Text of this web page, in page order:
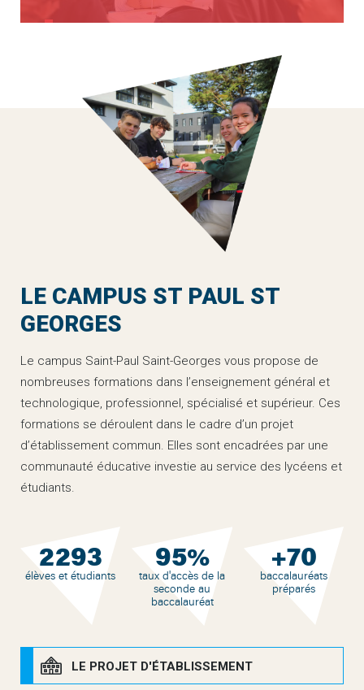
BTS Support à l’Action
BTS Gestion de la
BTS MCO
BTS Professions
Immobilières
LE CAMPUS ST PAUL ST
GEORGES
Le campus Saint-Paul Saint-Georges vous propose de
nombreuses formations dans l’enseignement général et
technologique, professionnel, spécialisé et supérieur. Ces
formations se déroulent dans le cadre d’un projet
d’établissement commun. Elles sont encadrées par une
communauté éducative investie au service des lycéens et
étudiants.
2293
élèves et étudiants
95%
taux d'accès de la
seconde au
baccalauréat
+70
baccalauréats
préparés
LE PROJET D'ÉTABLISSEMENT